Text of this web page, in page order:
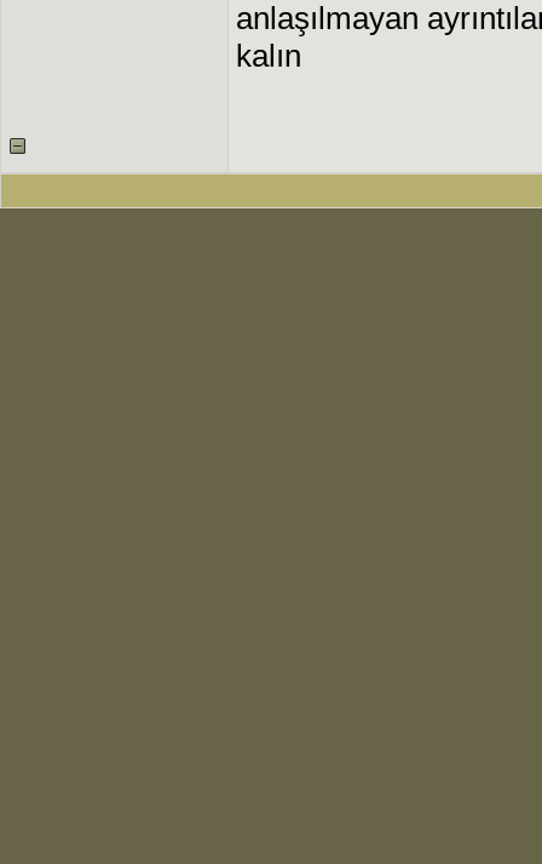
anlaşılmayan
kalın